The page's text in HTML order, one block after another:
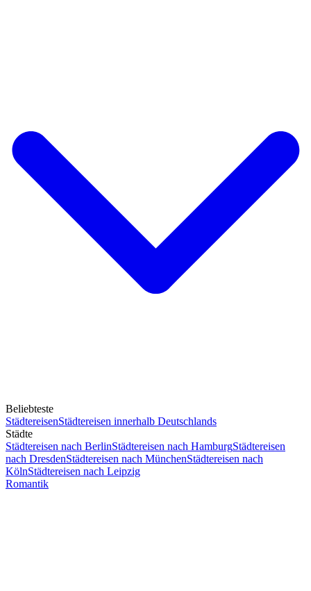
Beliebteste
StädtereisenStädtereisen innerhalb Deutschlands
Städte
Städtereisen nach BerlinStädtereisen nach HamburgStädtereisen
nach DresdenStädtereisen nach MünchenStädtereisen nach
KölnStädtereisen nach Leipzig
Romantik